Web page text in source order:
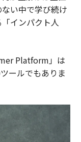
い中で学び続け
インパクト人
Platform」は
ールでもありま